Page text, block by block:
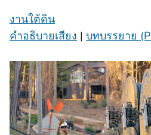
งานใต้ดิน
คําอธิบายเสียง | บทบรรยาย